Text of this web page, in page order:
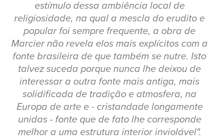
estímulo dessa ambiência local de
religiosidade, na qual a mescla do erudito e
popular foi sempre frequente, a obra de
Marcier não revela elos mais explícitos com a
fonte brasileira de que também se nutre. Isto
talvez suceda porque nunca lhe deixou de
interessar a outra fonte mais antiga, mais
solidificada de tradição e atmosfera, na
Europa de arte e - cristandade longamente
unidas - fonte que de fato lhe corresponde
melhor a uma estrutura interior inviolável".